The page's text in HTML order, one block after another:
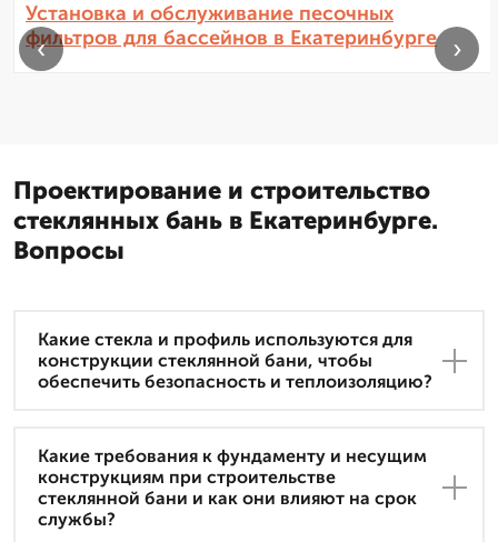
Установка и обслуживание песочных
фильтров для бассейнов в Екатеринбурге
‹ ›
Проектирование и строительство
стеклянных бань в Екатеринбурге.
Вопросы
Какие стекла и профиль используются для
конструкции стеклянной бани, чтобы
обеспечить безопасность и теплоизоляцию?
Какие требования к фундаменту и несущим
конструкциям при строительстве
стеклянной бани и как они влияют на срок
службы?